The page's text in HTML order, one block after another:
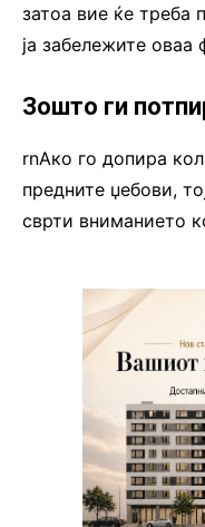
затоа вие ќе треба
ја забележите оваа
Зошто ги
rnАко го допира
предните џебови,
сврти вниманието